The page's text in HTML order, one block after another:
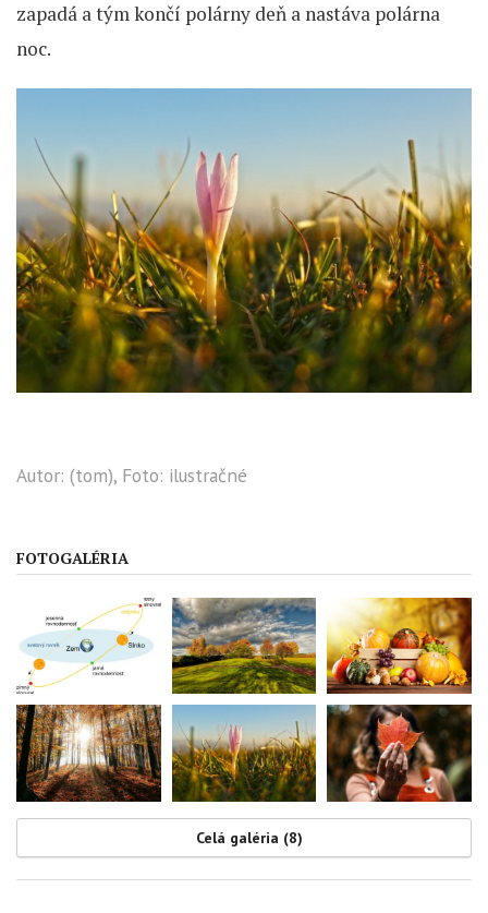
zapadá a tým končí polárny deň a nastáva polárna
noc.
Autor: (tom), Foto: ilustračné
FOTOGALÉRIA
Celá galéria (8)